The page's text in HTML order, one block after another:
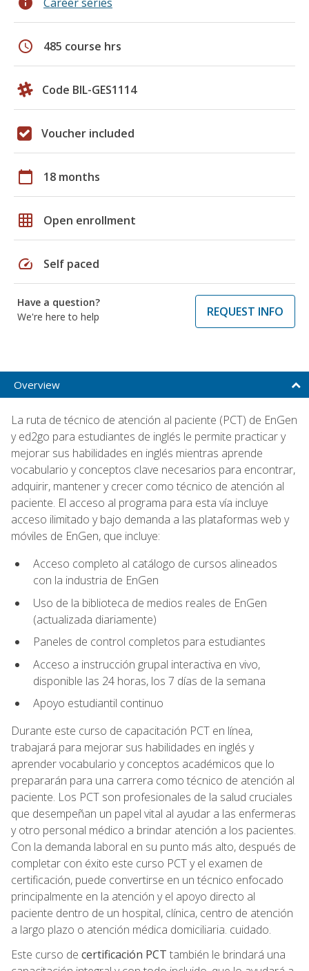
schedule 485 course hrs
Code BIL-GES1114
Voucher included
calendar_today 18 months
grid_on Open enrollment
speed Self paced
Have a question?
We're here to help
REQUEST INFO
Overview
La ruta de técnico de atención al paciente (PCT) de EnGen
y ed2go para estudiantes de inglés le permite practicar y
mejorar sus habilidades en inglés mientras aprende
vocabulario y conceptos clave necesarios para encontrar,
adquirir, mantener y crecer como técnico de atención al
paciente. El acceso al programa para esta vía incluye
acceso ilimitado y bajo demanda a las plataformas web y
móviles de EnGen, que incluye:
Acceso completo al catálogo de cursos alineados
con la industria de EnGen
Uso de la biblioteca de medios reales de EnGen
(actualizada diariamente)
Paneles de control completos para estudiantes
Acceso a instrucción grupal interactiva en vivo,
disponible las 24 horas, los 7 días de la semana
Apoyo estudiantil continuo
Durante este curso de capacitación PCT en línea,
trabajará para mejorar sus habilidades en inglés y
aprender vocabulario y conceptos académicos que lo
prepararán para una carrera como técnico de atención al
paciente. Los PCT son profesionales de la salud cruciales
que desempeñan un papel vital al ayudar a las enfermeras
y otro personal médico a brindar atención a los pacientes.
Con la demanda laboral en su punto más alto, después de
completar con éxito este curso PCT y el examen de
certificación, puede convertirse en un técnico enfocado
principalmente en la atención y el apoyo directo al
paciente dentro de un hospital, clínica, centro de atención
a largo plazo o atención médica domiciliaria. cuidado.
Este curso de certificación PCT también le brindará una